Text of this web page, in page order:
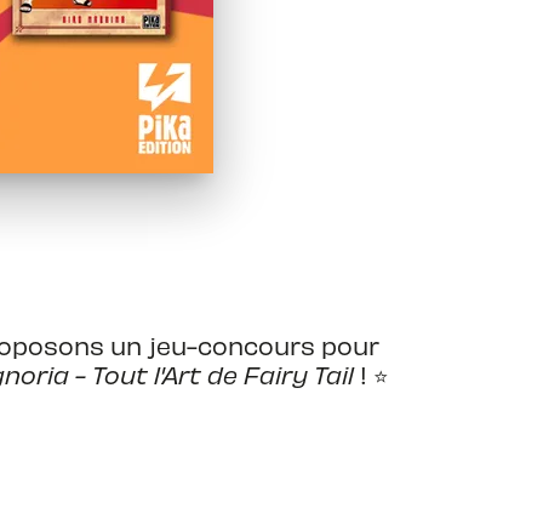
un jeu-concours pour
- Tout l'Art de Fairy Tail! ⭐